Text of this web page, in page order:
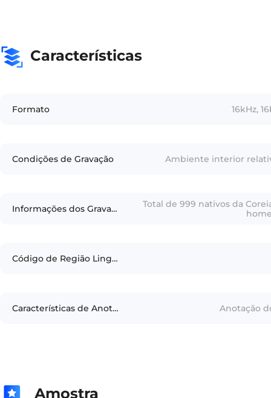
Características
Formato 16kHz,
Condições de Gravação Ambiente interior
Informações dos Gravadores
Total de 999 nativos da
Código de Região Linguística
Características de Anotação Anotação
Amostra